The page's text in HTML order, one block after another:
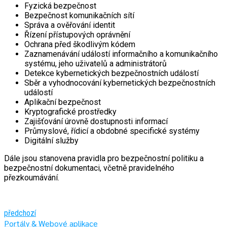
Fyzická bezpečnost
Bezpečnost komunikačních sítí
Správa a ověřování identit
Řízení přístupových oprávnění
Ochrana před škodlivým kódem
Zaznamenávání událostí informačního a komunikačního
systému, jeho uživatelů a administrátorů
Detekce kybernetických bezpečnostních událostí
Sběr a vyhodnocování kybernetických bezpečnostních
událostí
Aplikační bezpečnost
Kryptografické prostředky
Zajišťování úrovně dostupnosti informací
Průmyslové, řídicí a obdobné specifické systémy
Digitální služby
Dále jsou stanovena pravidla pro bezpečnostní politiku a
bezpečnostní dokumentaci, včetně pravidelného
přezkoumávání.
předchozí
Portály & Webové aplikace